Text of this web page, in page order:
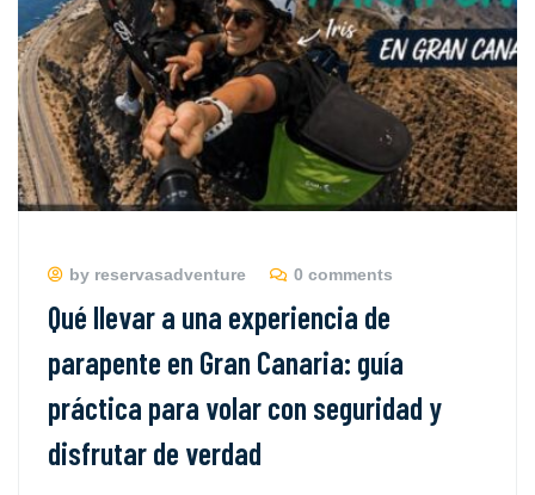
by reservasadventure 0 comments
Qué llevar a una experiencia de
parapente en Gran Canaria: guía
práctica para volar con seguridad y
disfrutar de verdad